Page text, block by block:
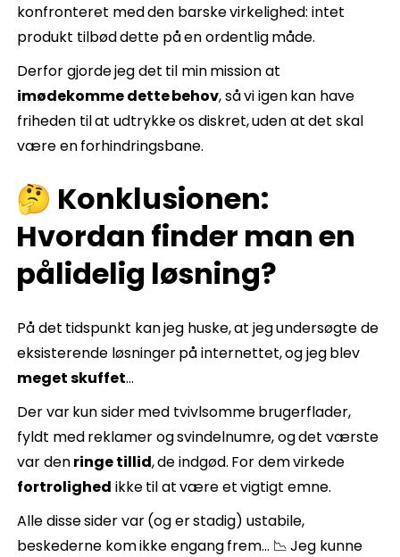
konfronteret med den barske virkelighed: intet
produkt tilbød dette på en ordentlig måde.
Derfor gjorde jeg det til min mission at
imødekomme dette behov, så vi igen kan have
friheden til at udtrykke os diskret, uden at det skal
være en forhindringsbane.
🤔 Konklusionen:
Hvordan finder man en
pålidelig løsning?
På det tidspunkt kan jeg huske, at jeg undersøgte de
eksisterende løsninger på internettet, og jeg blev
meget skuffet…
Der var kun sider med tvivlsomme brugerflader,
fyldt med reklamer og svindelnumre, og det værste
var denringe tillid, de indgød. For dem virkede
fortrolighed ikke til at være et vigtigt emne.
Alle disse sider var (og er stadig) ustabile,
beskederne kom ikke engang frem... 📉 Jeg kunne